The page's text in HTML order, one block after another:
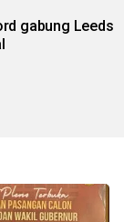
gabung Leeds